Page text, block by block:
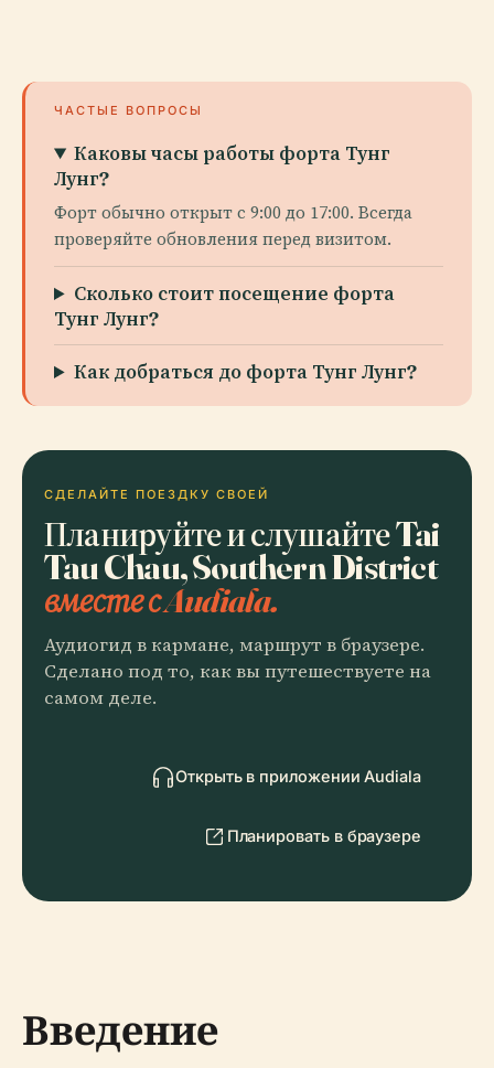
ЧАСТЫЕ ВОПРОСЫ
Каковы часы работы форта Тунг
Лунг?
Форт обычно открыт с 9:00 до 17:00. Всегда
проверяйте обновления перед визитом.
Сколько стоит посещение форта
Тунг Лунг?
Как добраться до форта Тунг Лунг?
СДЕЛАЙТЕ ПОЕЗДКУ СВОЕЙ
Планируйте и слушайте Tai
Tau Chau, Southern District
вместе с Audiala.
Аудиогид в кармане, маршрут в браузере.
Сделано под то, как вы путешествуете на
самом деле.
Открыть в приложении Audiala
Планировать в браузере
Введение